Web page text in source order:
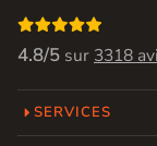

4.8/5 sur 3318
SERVICES